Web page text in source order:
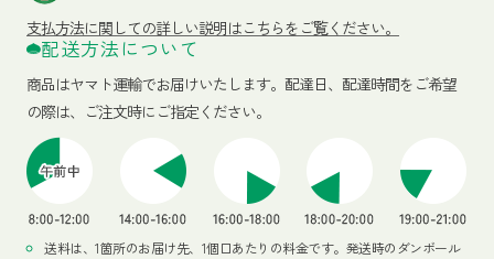
支払方法に関しての詳しい説明はこちらをご覧ください。
配送方法について
商品はヤマト運輸でお届けいたします。 配達日、配達時間をご希望
の際は、ご注文時にご指定ください。
送料は、1箇所のお届け先、1個口あたりの料金です。発送時のダンボール